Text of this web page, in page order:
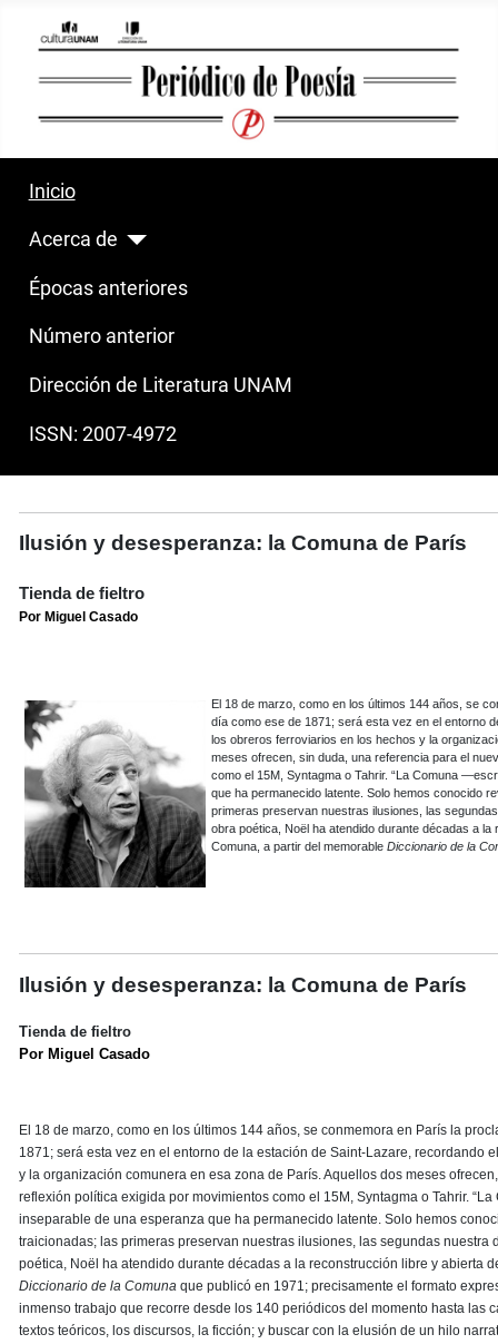
Inicio
Acerca de
Épocas anteriores
Número anterior
Dirección de Literatura UNAM
ISSN: 2007-4972
Ilusión y desesperanza: la Comuna de París
Tienda de fieltro
Por Miguel Casado
El 18 de marzo, como en los últimos 144 años, se
día como ese de 1871; será esta vez en el entorno
los obreros ferroviarios en los hechos y la
meses ofrecen, sin duda, una referencia para el
como el 15M, Syntagma o Tahrir. “La Comuna
que ha permanecido latente. Solo hemos conocido
primeras preservan nuestras ilusiones, las
obra poética, Noël ha atendido durante décadas a
Comuna, a partir del memorable Diccionario de la
Ilusión y desesperanza: la Comuna de París
Tienda de fieltro
Por Miguel Casado
El 18 de marzo, como en los últimos 144 años, se conmemora en París la
1871; será esta vez en el entorno de la estación de Saint-Lazare, recordando
y la organización comunera en esa zona de París. Aquellos dos meses
reflexión política exigida por movimientos como el 15M, Syntagma o Tahrir.
inseparable de una esperanza que ha permanecido latente. Solo hemos
traicionadas; las primeras preservan nuestras ilusiones, las segundas nuestra
poética, Noël ha atendido durante décadas a la reconstrucción libre y abierta
Diccionario de la Comuna que publicó en 1971; precisamente el formato
inmenso trabajo que recorre desde los 140 periódicos del momento hasta las
textos teóricos, los discursos, la ficción; y buscar con la elusión de un hilo